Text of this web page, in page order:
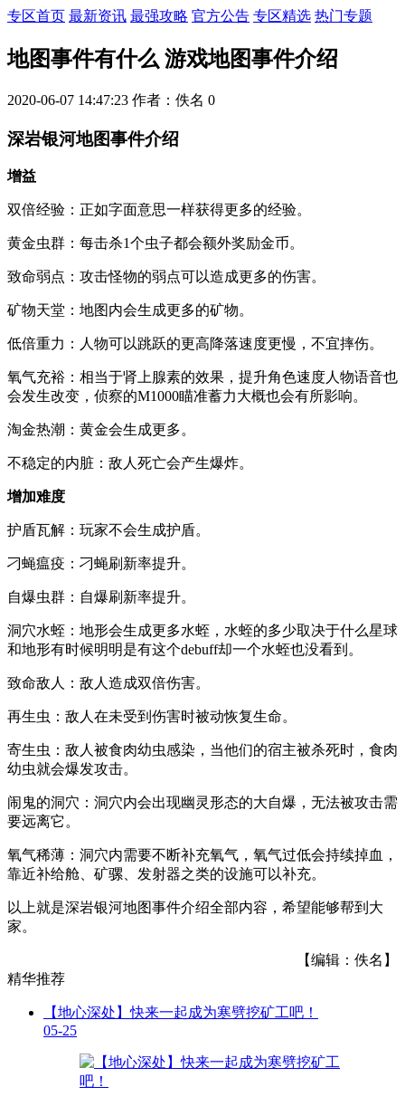
专区首页 最新资讯 最强攻略 官方公告 专区精选 热门专题
地图事件有什么 游戏地图事件介绍
2020-06-07 14:47:23 作者：佚名 0
深岩银河地图事件介绍
增益
双倍经验：正如字面意思一样获得更多的经验。
黄金虫群：每击杀1个虫子都会额外奖励金币。
致命弱点：攻击怪物的弱点可以造成更多的伤害。
矿物天堂：地图内会生成更多的矿物。
低倍重力：人物可以跳跃的更高降落速度更慢，不宜摔伤。
氧气充裕：相当于肾上腺素的效果，提升角色速度人物语音也
会发生改变，侦察的M1000瞄准蓄力大概也会有所影响。
淘金热潮：黄金会生成更多。
不稳定的内脏：敌人死亡会产生爆炸。
增加难度
护盾瓦解：玩家不会生成护盾。
刁蝇瘟疫：刁蝇刷新率提升。
自爆虫群：自爆刷新率提升。
洞穴水蛭：地形会生成更多水蛭，水蛭的多少取决于什么星球
和地形有时候明明是有这个debuff却一个水蛭也没看到。
致命敌人：敌人造成双倍伤害。
再生虫：敌人在未受到伤害时被动恢复生命。
寄生虫：敌人被食肉幼虫感染，当他们的宿主被杀死时，食肉
幼虫就会爆发攻击。
闹鬼的洞穴：洞穴内会出现幽灵形态的大自爆，无法被攻击需
要远离它。
氧气稀薄：洞穴内需要不断补充氧气，氧气过低会持续掉血，
靠近补给舱、矿骡、发射器之类的设施可以补充。
以上就是深岩银河地图事件介绍全部内容，希望能够帮到大
家。
【编辑：佚名】
精华推荐
【地心深处】快来一起成为寒劈挖矿工吧！
05-25